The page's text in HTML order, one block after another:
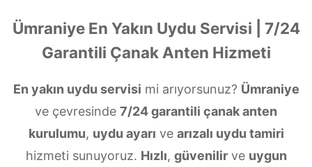
Ümraniye En Yakın Uydu Servisi | 7/24
Garantili Çanak Anten Hizmeti
En yakın uydu servisi mi arıyorsunuz? Ümraniye
ve çevresinde 7/24 garantili çanak anten
kurulumu, uydu ayarı ve arızalı uydu tamiri
hizmeti sunuyoruz. Hızlı, güvenilirve uygun